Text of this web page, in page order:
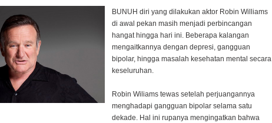
BUNUH diri yang dilakukan aktor Robin Williams
di awal pekan masih menjadi perbincangan
hangat hingga hari ini. Beberapa kalangan
mengaitkannya dengan depresi, gangguan
bipolar, hingga masalah kesehatan mental secara
keseluruhan.
Robin Wiliams tewas setelah perjuangannya
menghadapi gangguan bipolar selama satu
dekade. Hal ini rupanya mengingatkan bahwa